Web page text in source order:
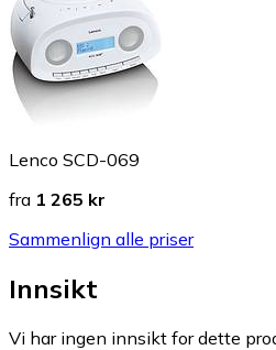
Lenco SCD-069
fra 1 265 kr
Sammenlign alle priser
Innsikt
Vi har ingen innsikt for dette